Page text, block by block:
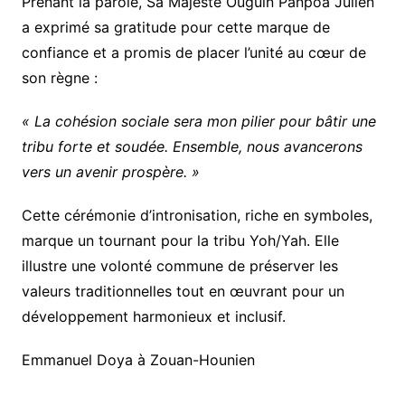
a exprimé sa gratitude pour cette marque de
confiance et a promis de placer l’unité au cœur de
son règne :
« La cohésion sociale sera mon pilier pour bâtir une
tribu forte et soudée. Ensemble, nous avancerons
vers un avenir prospère. »
Cette cérémonie d’intronisation, riche en symboles,
marque un tournant pour la tribu Yoh/Yah. Elle
illustre une volonté commune de préserver les
valeurs traditionnelles tout en œuvrant pour un
développement harmonieux et inclusif.
Emmanuel Doya à Zouan-Hounien